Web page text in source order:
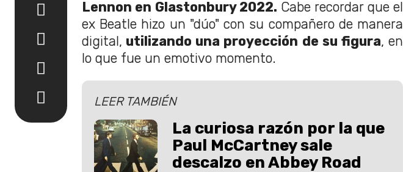
Lennon en Glastonbury 2022. Cabe recordar que el
ex Beatle hizo un "dúo" con su compañero de manera
digital, utilizando una proyección de su figura, en
lo que fue un emotivo momento.
LEER TAMBIÉN
La curiosa razón por la que
Paul McCartney sale
descalzo en Abbey Road